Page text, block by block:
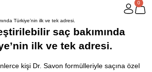
0
%20 indirim!
için Kişisel Saç Testi'ni hemen yanıtlayarak
özel formülünü oluştur.
saç bakımında
ilk ve tek adresi.
kişi Dr. Savon formülleriyle saçına özel
standartlara değil sana
odaklanıyoruz.
anlıyor ve saç bakım rutinini kişisel bir